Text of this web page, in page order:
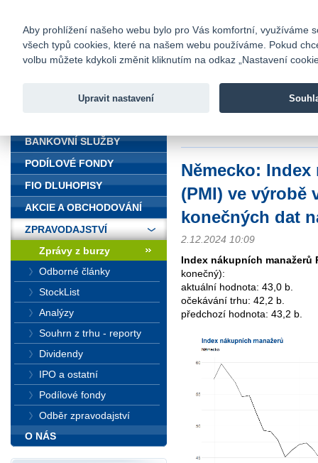
Fio banka
Fio banka
Německo:
(PMI) ve výrobě
konečných dat
2.12.2024 10:09
Index nákupních manažerů
konečný):
aktuální hodnota: 43,0 b.
očekávání trhu: 42,2 b.
předchozí hodnota: 43,2 b.
BANKOVNÍ SLUŽBY
PODÍLOVÉ FONDY
FIO DLUHOPISY
AKCIE A OBCHODOVÁNÍ
ZPRAVODAJSTVÍ
Zprávy z burzy
Odborné články
StockList
Analýzy
Souhrn z trhu - reporty
Dividendy
IPO a ostatní
Podílové fondy
Odběr zpravodajství
O NÁS
Aby prohlížení našeho webu bylo pro Vás komfortní, využíváme
všech typů cookies, které na našem webu používáme. Pokud
volbu můžete kdykoli změnit kliknutím na odkaz „Nastavení
Upravit nastavení